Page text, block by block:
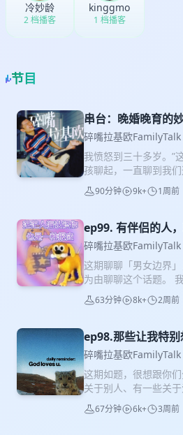
冷妙龄
2 档播客
kinggmo
1 档播客
节目
串台：晚婚晚育的
碎嘴拉基欧FamilyTalk
我愤怒到三十多岁。”
孩聊起，一直聊到我
或许能让你松一口气
成人看小孩，又从社
住。哈哈哈 01:08 18
子、半根香蕉。她说
婚晚育不只是口号，
个孩子，都不敢想象
是一种伪装，底下也
耗，其实底层特别没
人面前嚎啕大哭 冷冷
了，但我从没真正完
其实你从来没有完犊
叫，中国小孩说“我考
“有用”的环境，养出
从小带她学钢琴、游
不被评判的留白，才
90分钟 9k+ 1周前
ep99. 有伴侣的人
碎嘴拉基欧FamilyTalk
这期聊聊「男女边界
为由聊聊这个话题。
校准中慢慢达成一种
完全不同的视角，来
是我本人在用（微信
天的讨论… 女教练非
表的评价本身就是越
觉。 27:00 在单位有
早期，也因为男女边
的过程。 35:00 对方
高尚，这挺重要。
63分钟 8k+ 2周前
ep98.那些让我特别
碎嘴拉基欧FamilyTalk
这期如题，很想跟你
关于别人、有一些关
“太热爱”：一场看完
父亲，好好的生活。
67分钟 6k+ 3周前